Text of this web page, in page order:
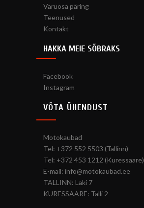
Varuosa päring
Teenused
Kontakt
HAKKA MEIE SÕBRAKS
Facebook
Instagram
VÕTA ÜHENDUST
Motokaubad
Tel: +372 552 5503 (Tallinn)
Tel: +372 453 1212 (Kuressaare)
E-mail: info@motokaubad.ee
TALLINN: Laki 7
KURESSAARE: Talli 2